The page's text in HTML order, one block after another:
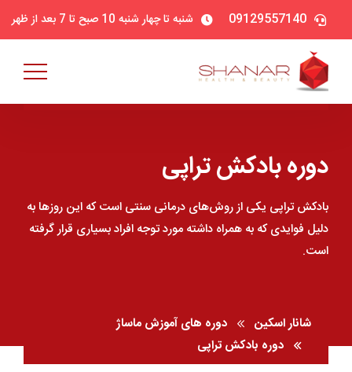
09129557140 شنبه تا چهار شنبه 10 صبح تا 7 بعد از ظهر
دوره بادکش تراپی
بادکش تراپی یکی از روش‌های درمانی سنتی است که این روزها به
دلیل فوایدی که به همراه داشته مورد توجه افراد بسیاری قرار گرفته
است.
شانار اسکین
دوره های آموزش ماساژ
دوره بادکش تراپی